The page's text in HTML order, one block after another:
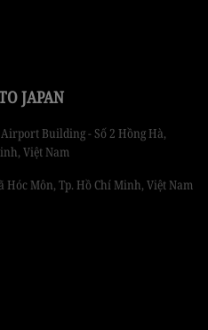
JAPAN
Building - Số 2 Hồng Hà,
Việt Nam
Môn, Tp. Hồ Chí Minh, Việt Nam